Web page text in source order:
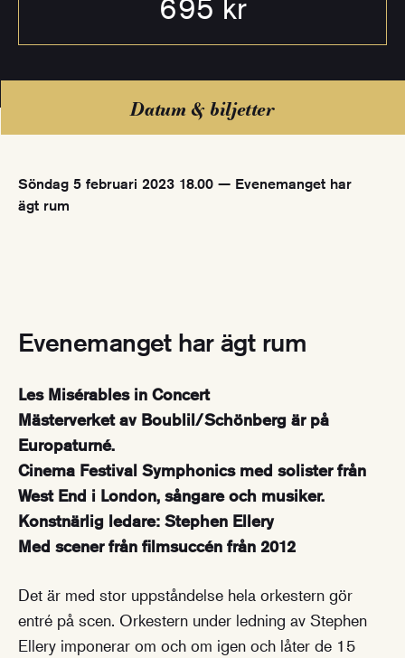
695 kr
Datum & biljetter
Söndag 5 februari 2023 18.00 — Evenemanget har
ägt rum
Evenemanget har ägt rum
Les Misérables in Concert
Mästerverket av Boublil/Schönberg är på
Europaturné.
Cinema Festival Symphonics med solister från
West End i London, sångare och musiker.
Konstnärlig ledare: Stephen Ellery
Med scener från filmsuccén från 2012
Det är med stor uppståndelse hela orkestern gör
entré på scen. Orkestern under ledning av Stephen
Ellery imponerar om och om igen och låter de 15